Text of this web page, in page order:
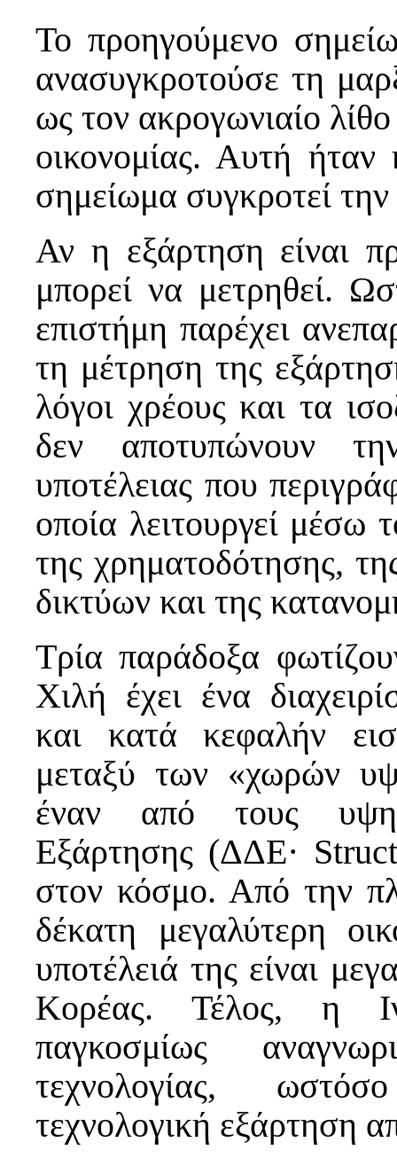
Το προηγούμενο
ανασυγκροτούσε τη
ως τον ακρογωνιαίο λίθο
οικονομίας. Αυτή
σημείωμα συγκροτεί την
Αν η εξάρτηση είναι
μπορεί να μετρηθεί.
επιστήμη παρέχει
τη μέτρηση της
λόγοι χρέους και τα
δεν αποτυπώνουν
υποτέλειας που
οποία λειτουργεί μέσω
της χρηματοδότησης,
δικτύων και της
Τρία παράδοξα
Χιλή έχει ένα
και κατά κεφαλήν
μεταξύ των «χωρών
έναν από τους
Εξάρτησης (ΔΔΕ·
στον κόσμο. Από την
δέκατη μεγαλύτερη
υποτέλειά της είναι
Κορέας. Τέλος, η
παγκοσμίως
τεχνολογίας,
τεχνολογική εξάρτηση